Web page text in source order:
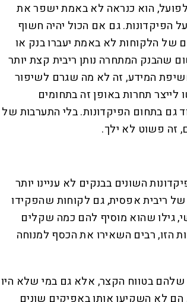
הוא כנראה לא באמת ישפר את
הפיקדונות. גם אם הכול יהיה חשוף
של הלקוחות לא באמת יעברו בנק או
שהבנק המתחרה נותן ריבית קצת יותר
המידע, זה לא מה שגרם לשיפור
תחרות באופן זה בתחומים
גם בתחום הפיקדונות. בלי התערבות של
זה פשוט לא ילך.
השונים בבנקים לא עניינו יותר
ריבית אפסית, גם לקוחות שהפקידו
גילו שהוא מוסיף להם כמה שקלים
הזו, רבים השאירו את הכסף למנוחה
בטווח הקצר, אלא גם במי שלא היו